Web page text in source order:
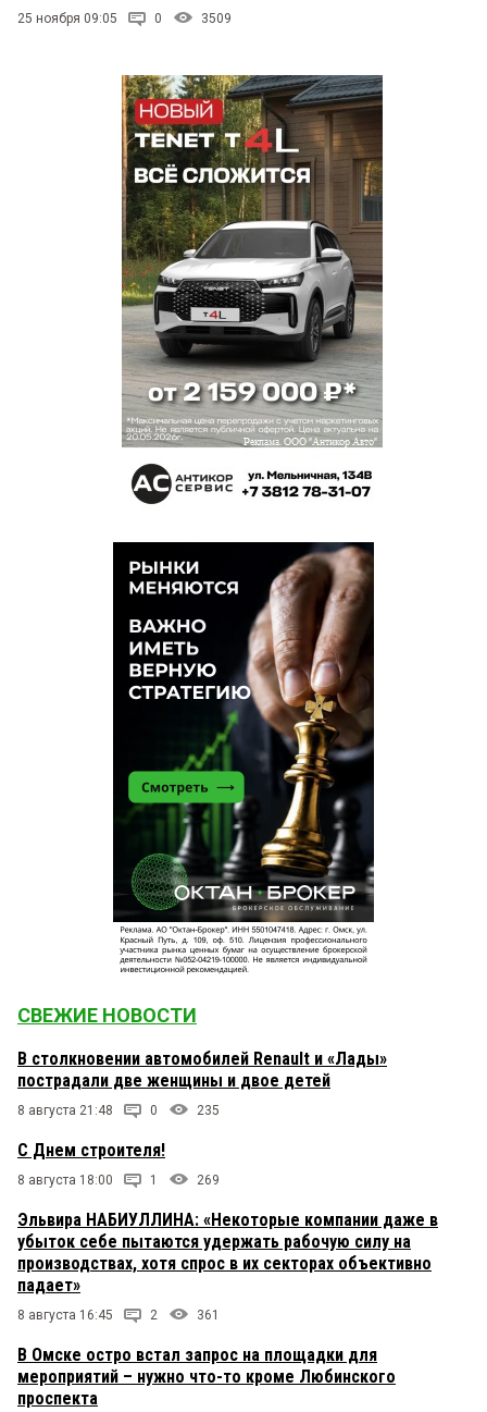
25 ноября 09:05 0 3509
СВЕЖИЕ НОВОСТИ
В столкновении автомобилей Renault и «Лады»
пострадали две женщины и двое детей
8 августа 21:48 0 235
С Днем строителя!
8 августа 18:00 1 269
Эльвира НАБИУЛЛИНА: «Некоторые компании даже в
убыток себе пытаются удержать рабочую силу на
производствах, хотя спрос в их секторах объективно
падает»
8 августа 16:45 2 361
В Омске остро встал запрос на площадки для
мероприятий – нужно что-то кроме Любинского
проспекта